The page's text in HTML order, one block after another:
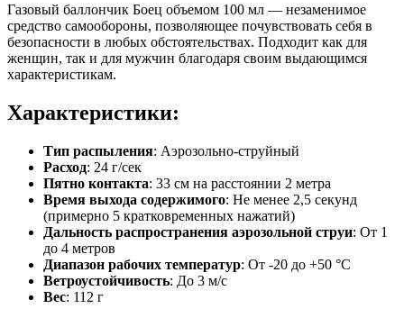
Газовый баллончик Боец объемом 100 мл — незаменимое
средство самообороны, позволяющее почувствовать себя в
безопасности в любых обстоятельствах. Подходит как для
женщин, так и для мужчин благодаря своим выдающимся
характеристикам.
Характеристики:
Тип распыления: Аэрозольно-струйный
Расход: 24 г/сек
Пятно контакта: 33 см на расстоянии 2 метра
Время выхода содержимого: Не менее 2,5 секунд
(примерно 5 кратковременных нажатий)
Дальность распространения аэрозольной струи: От 1
до 4 метров
Диапазон рабочих температур: От -20 до +50 °C
Ветроустойчивость: До 3 м/с
Вес: 112 г